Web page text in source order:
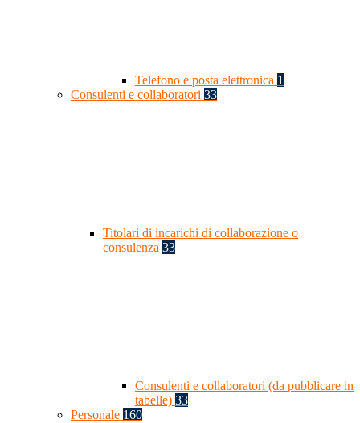
Telefono e posta elettronica 1
Consulenti e collaboratori 33
Titolari di incarichi di collaborazione o
consulenza 33
Consulenti e collaboratori (da pubblicare in
tabelle) 33
Personale 160